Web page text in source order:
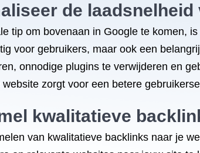
de laadsnelheid
tip om bovenaan in Google te komen,
voor gebruikers, maar ook een
onnodige plugins te verwijderen en
website zorgt voor een betere
kwalitatieve
van kwalitatieve backlinks naar je